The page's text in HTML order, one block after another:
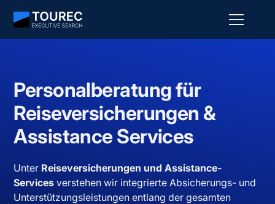
Personalberatung für
Reiseversicherungen &
Assistance Services
Unter Reiseversicherungen und Assistance-
Services verstehen wir integrierte Absicherungs- und
Unterstützungsleistungen entlang der gesamten